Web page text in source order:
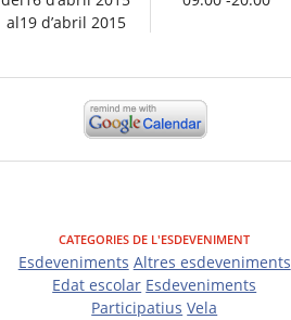
al19 d’abril 2015
CATEGORIES DE L'ESDEVENIMENT
Esdeveniments Altres esdeveniments
Edat escolar Esdeveniments
Participatius Vela